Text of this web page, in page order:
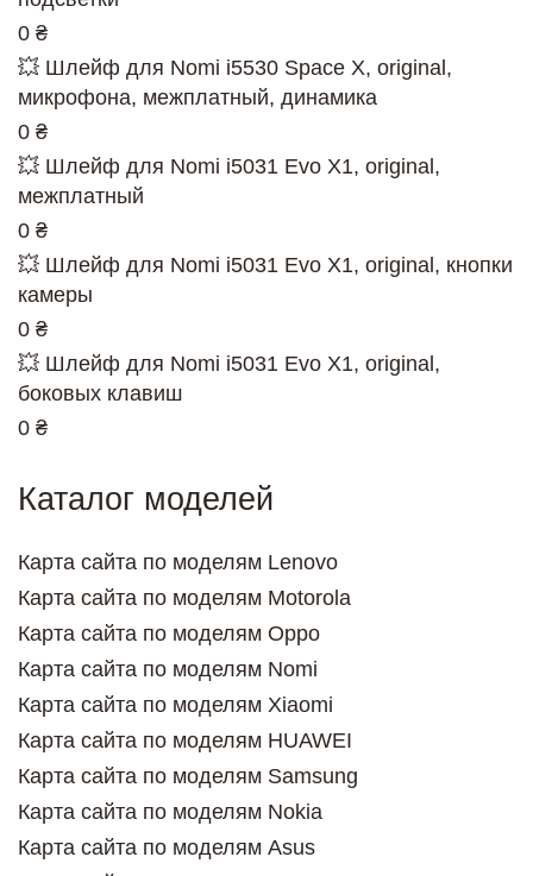
0 ₴
💥 Шлейф для Nomi i5530 Space X, original,
микрофона, межплатный, динамика
0 ₴
💥 Шлейф для Nomi i5031 Evo X1, original,
межплатный
0 ₴
💥 Шлейф для Nomi i5031 Evo X1, original, кнопки
камеры
0 ₴
💥 Шлейф для Nomi i5031 Evo X1, original,
боковых клавиш
0 ₴
Каталог моделей
Карта сайта по моделям Lenovo
Карта сайта по моделям Motorola
Карта сайта по моделям Oppo
Карта сайта по моделям Nomi
Карта сайта по моделям Xiaomi
Карта сайта по моделям HUAWEI
Карта сайта по моделям Samsung
Карта сайта по моделям Nokia
Карта сайта по моделям Asus